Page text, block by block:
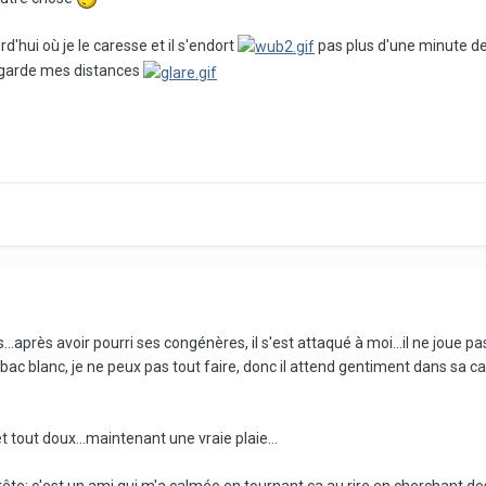
où je le caresse et il s'endort
pas plus d'une minute
mes distances
avoir pourri ses congénères, il s'est attaqué à moi...il ne joue
blanc, je ne peux pas tout faire, donc il attend gentiment dans sa
doux...maintenant une vraie plaie...